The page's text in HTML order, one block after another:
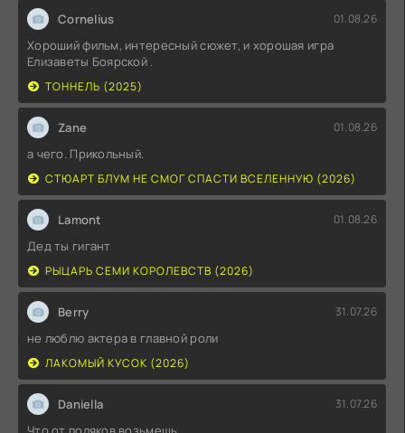
Cornelius 01.08.26
Хороший фильм, интересный сюжет, и хорошая игра
Елизаветы Боярской .
ТОННЕЛЬ (2025)
Zane 01.08.26
а чего. Прикольный.
СТЮАРТ БЛУМ НЕ СМОГ СПАСТИ ВСЕЛЕННУЮ (2026)
Lamont 01.08.26
Дед ты гигант
РЫЦАРЬ СЕМИ КОРОЛЕВСТВ (2026)
Berry 31.07.26
не люблю актера в главной роли
ЛАКОМЫЙ КУСОК (2026)
Daniella 31.07.26